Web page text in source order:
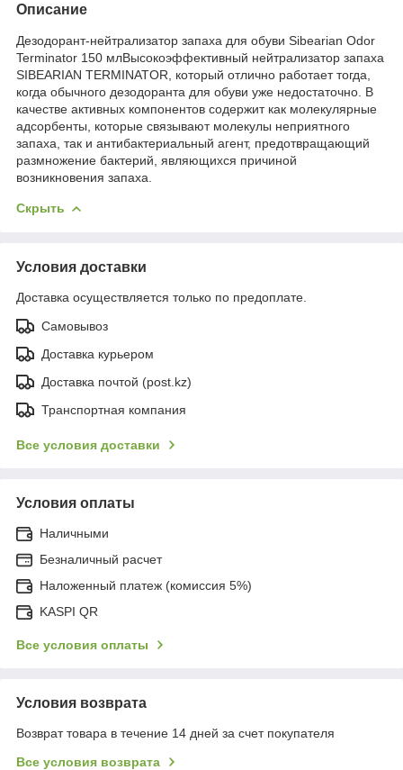
Описание
Дезодорант-нейтрализатор запаха для обуви Sibearian Odor
Terminator 150 млВысокоэффективный нейтрализатор запаха
SIBEARIAN TERMINATOR, который отлично работает тогда,
когда обычного дезодоранта для обуви уже недостаточно. В
качестве активных компонентов содержит как молекулярные
адсорбенты, которые связывают молекулы неприятного
запаха, так и антибактериальный агент, предотвращающий
размножение бактерий, являющихся причиной
возникновения запаха.
Скрыть
Условия доставки
Доставка осуществляется только по предоплате.
Самовывоз
Доставка курьером
Доставка почтой (post.kz)
Транспортная компания
Все условия доставки
Условия оплаты
Наличными
Безналичный расчет
Наложенный платеж (комиссия 5%)
KASPI QR
Все условия оплаты
Условия возврата
Возврат товара в течение 14 дней за счет покупателя
Все условия возврата